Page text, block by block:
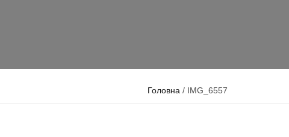
Головна / IMG_6557